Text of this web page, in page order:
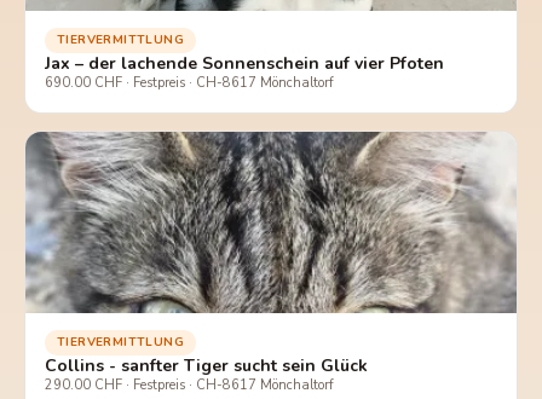
TIERVERMITTLUNG
Jax – der lachende Sonnenschein auf vier Pfoten
690.00 CHF · Festpreis · CH-8617 Mönchaltorf
TIERVERMITTLUNG
Collins - sanfter Tiger sucht sein Glück
290.00 CHF · Festpreis · CH-8617 Mönchaltorf